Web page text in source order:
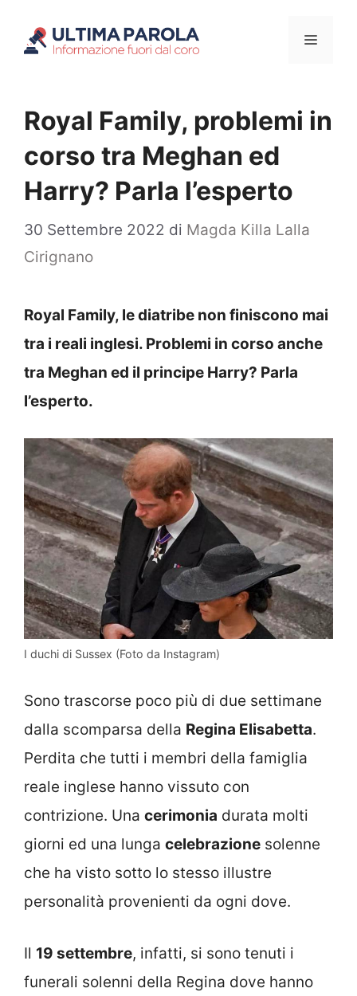
Menu
Royal Family, problemi in
corso tra Meghan ed
Harry? Parla l’esperto
30 Settembre 2022 di Magda Killa Lalla
Cirignano
Royal Family, le diatribe non finiscono mai
tra i reali inglesi. Problemi in corso anche
tra Meghan ed il principe Harry? Parla
l’esperto.
I duchi di Sussex (Foto da Instagram)
Sono trascorse poco più di due settimane
dalla scomparsa della Regina Elisabetta.
Perdita che tutti i membri della famiglia
reale inglese hanno vissuto con
contrizione. Una cerimonia durata molti
giorni ed una lunga celebrazione solenne
che ha visto sotto lo stesso illustre
personalità provenienti da ogni dove.
Il 19 settembre, infatti, si sono tenuti i
funerali solenni della Regina dove hanno